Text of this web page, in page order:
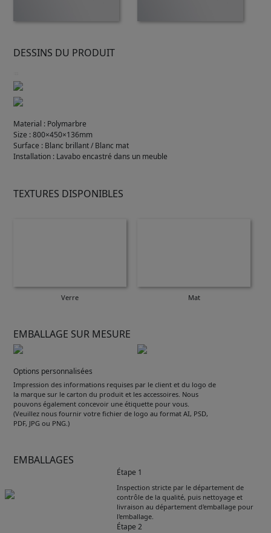
DESSINS DU PRODUIT
Material : Polymarbre
Size :800×450×136mm
Surface : Blanc brillant / Blanc mat
Installation : Lavabo encastré dans un meuble
TEXTURES DISPONIBLES
Verre Mat
EMBALLAGE SUR MESURE
Options personnalisées
Impression des informations requises par le client et du logo de
la marque sur le carton du produit et les accessoires. Nous
pouvons également concevoir une étiquette pour vous.
(Veuillez nous fournir votre fichier de logo au format AI, PSD,
PDF, JPG ou PNG.)
EMBALLAGES
Étape 1
Inspection stricte par le département de
contrôle de la qualité, puis nettoyage et
livraison au département d'emballage pour
l'emballage.
Étape 2